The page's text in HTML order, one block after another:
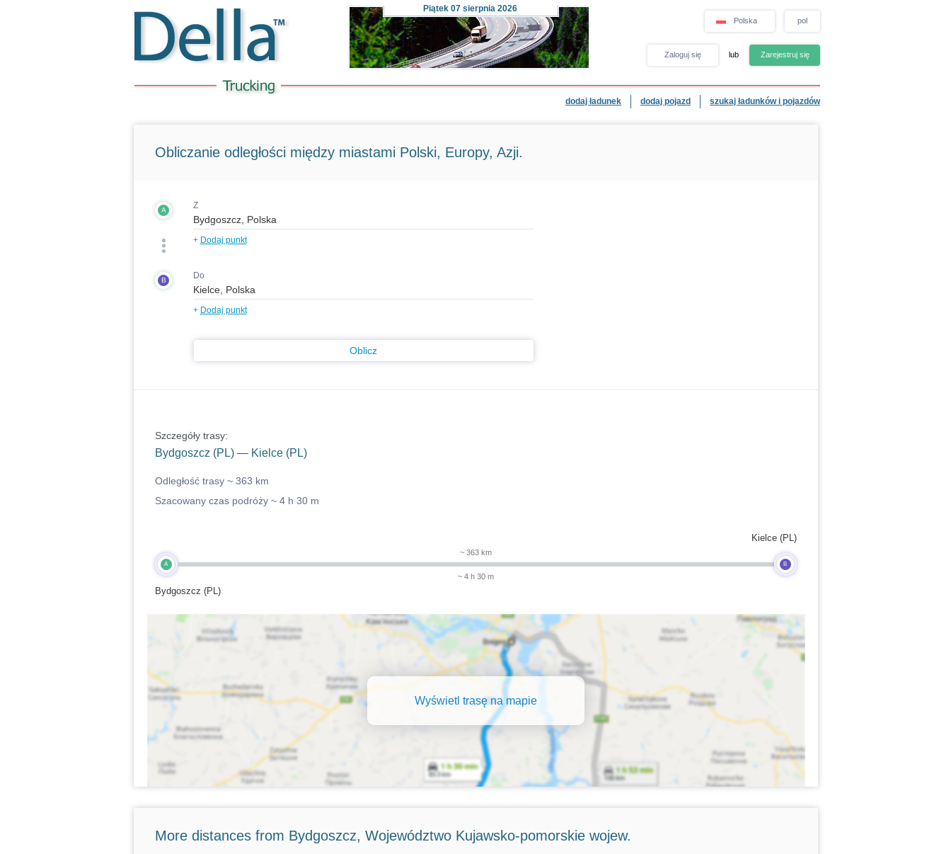
Piątek07 sierpnia 2026
Polska pol
Zaloguj się lub Zarejestruj się
dodaj ładunek dodaj pojazd szukaj ładunków i pojazdów
Obliczanie odległości między miastami Polski, Europy, Azji.
A Z
+ Dodaj punkt
B Do
+ Dodaj punkt
Oblicz
Szczegóły trasy:
Bydgoszcz (PL) — Kielce (PL)
Odległość trasy ~ 363 km
Szacowany czas podróży ~ 4 h 30 m
A
Bydgoszcz (PL)
~ 363 km
~ 4 h 30 m
B
Kielce (PL)
Wyświetl trasę na mapie
More distances from Bydgoszcz, Województwo Kujawsko-pomorskie wojew.